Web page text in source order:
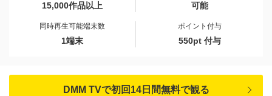
15,000作品以上 可能
同時再生可能端末数
1端末
ポイント付与
550pt 付与
DMM TVで初回14日間無料で観る